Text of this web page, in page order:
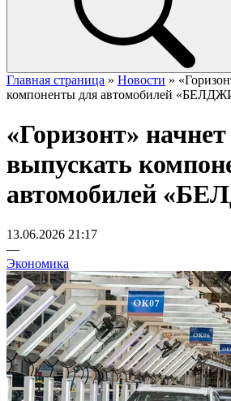
Главная страница » Новости »
компоненты для автомобилей
«Горизонт» начнет
выпускать
автомобилей
13.06.2026 21:17
—
Экономика